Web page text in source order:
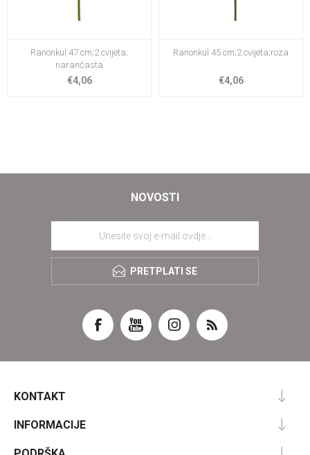
Ranonkul 47 cm;2 cvijeta;
narančasta
€4,06
Ranonkul 45 cm;2 cvijeta;roza
€4,06
NOVOSTI
PRETPLATI SE
KONTAKT
INFORMACIJE